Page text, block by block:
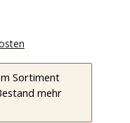
Sortiment
mehr